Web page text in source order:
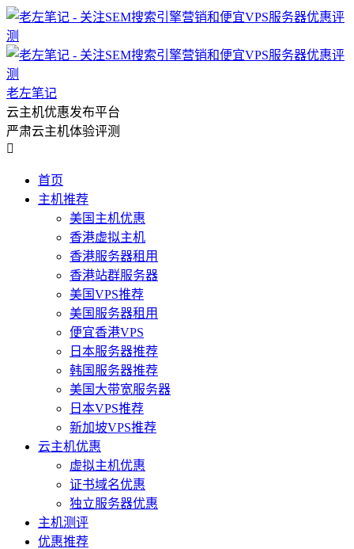
老左笔记
云主机优惠发布平台
严肃云主机体验评测

首页
主机推荐
美国主机优惠
香港虚拟主机
香港服务器租用
香港站群服务器
美国VPS推荐
美国服务器租用
便宜香港VPS
日本服务器推荐
韩国服务器推荐
美国大带宽服务器
日本VPS推荐
新加坡VPS推荐
云主机优惠
虚拟主机优惠
证书域名优惠
独立服务器优惠
主机测评
优惠推荐